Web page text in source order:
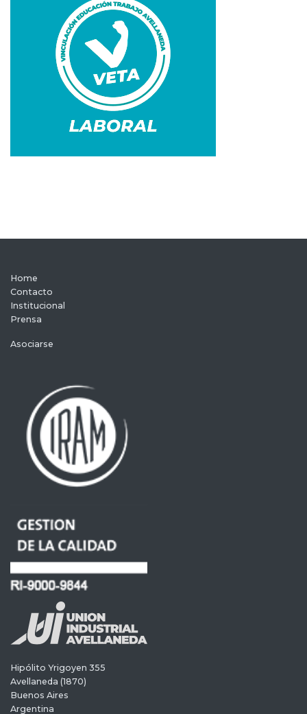
Home
Contacto
Institucional
Prensa
Asociarse
Hipólito Yrigoyen 355
Avellaneda (1870)
Buenos Aires
Argentina